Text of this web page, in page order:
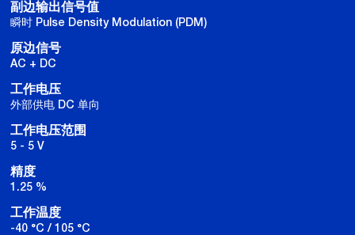
副边输出信号值
瞬时 Pulse Density Modulation (PDM)
原边信号
AC + DC
工作电压
外部供电 DC 单向
工作电压范围
5 - 5 V
精度
1.25 %
工作温度
-40 °C / 105 °C